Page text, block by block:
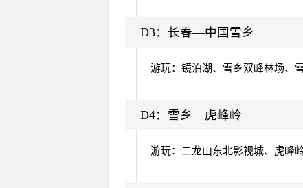
D3： 长春—中国雪乡
游玩：镜泊湖、雪乡双峰林场、
D4： 雪乡—虎峰岭
游玩：二龙山东北影视城、虎峰